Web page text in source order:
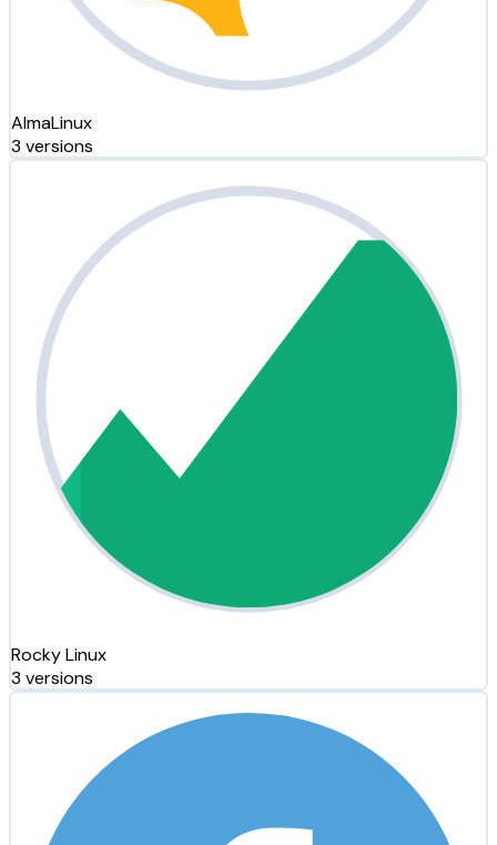
AlmaLinux
3 versions
Rocky Linux
3 versions